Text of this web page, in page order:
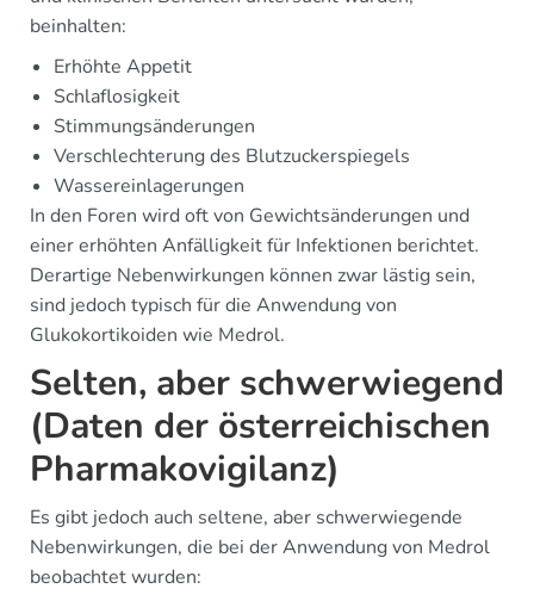
beinhalten:
Erhöhte Appetit
Schlaflosigkeit
Stimmungsänderungen
Verschlechterung des Blutzuckerspiegels
Wassereinlagerungen
In den Foren wird oft von Gewichtsänderungen und
einer erhöhten Anfälligkeit für Infektionen berichtet.
Derartige Nebenwirkungen können zwar lästig sein,
sind jedoch typisch für die Anwendung von
Glukokortikoiden wie Medrol.
Selten, aber schwerwiegend
(Daten der österreichischen
Pharmakovigilanz)
Es gibt jedoch auch seltene, aber schwerwiegende
Nebenwirkungen, die bei der Anwendung von Medrol
beobachtet wurden: